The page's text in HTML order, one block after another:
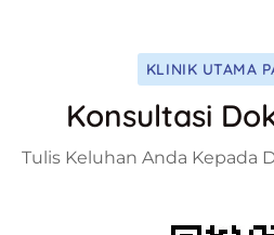
KLINIK UTAMA
Konsultasi
Tulis Keluhan Anda Kepada